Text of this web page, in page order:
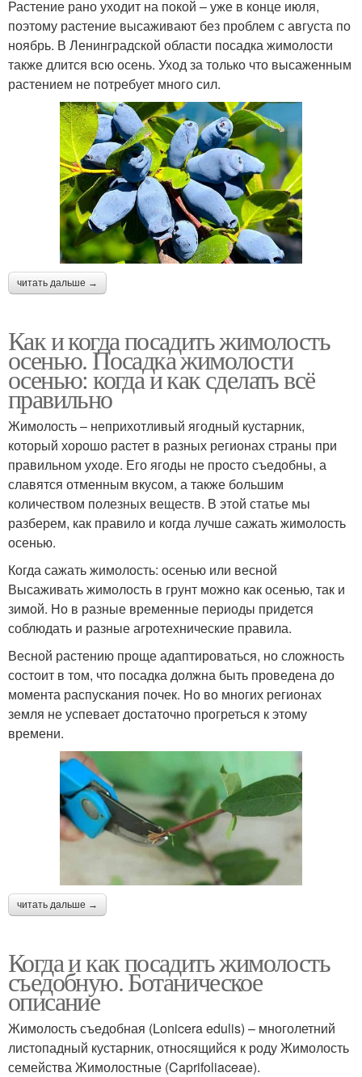
Растение рано уходит на покой – уже в конце июля,
поэтому растение высаживают без проблем с августа по
ноябрь. В Ленинградской области посадка жимолости
также длится всю осень. Уход за только что высаженным
растением не потребует много сил.
читать дальше →
Как и когда посадить жимолость
осенью. Посадка жимолости
осенью: когда и как сделать всё
правильно
Жимолость – неприхотливый ягодный кустарник,
который хорошо растет в разных регионах страны при
правильном уходе. Его ягоды не просто съедобны, а
славятся отменным вкусом, а также большим
количеством полезных веществ. В этой статье мы
разберем, как правило и когда лучше сажать жимолость
осенью.
Когда сажать жимолость: осенью или весной
Высаживать жимолость в грунт можно как осенью, так и
зимой. Но в разные временные периоды придется
соблюдать и разные агротехнические правила.
Весной растению проще адаптироваться, но сложность
состоит в том, что посадка должна быть проведена до
момента распускания почек. Но во многих регионах
земля не успевает достаточно прогреться к этому
времени.
читать дальше →
Когда и как посадить жимолость
съедобную. Ботаническое
описание
Жимолость съедобная (Lonicera edulis) – многолетний
листопадный кустарник, относящийся к роду Жимолость
семейства Жимолостные (Caprifoliaceae).